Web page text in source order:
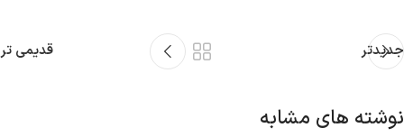
جدیدتر قدیمی تر
نوشته های مشابه